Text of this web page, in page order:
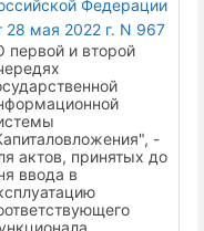
Федерации
28 мая 2022 г. N 967
первой и второй
-
актов, принятых до
ввода в